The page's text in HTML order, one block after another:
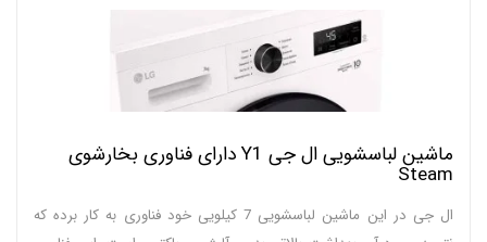
ماشین لباسشویی ال جی Y1 دارای فناوری بخارشوی
Steam
ال جی در این ماشین لباسشویی 7 کیلویی خود فناوری به کار برده که